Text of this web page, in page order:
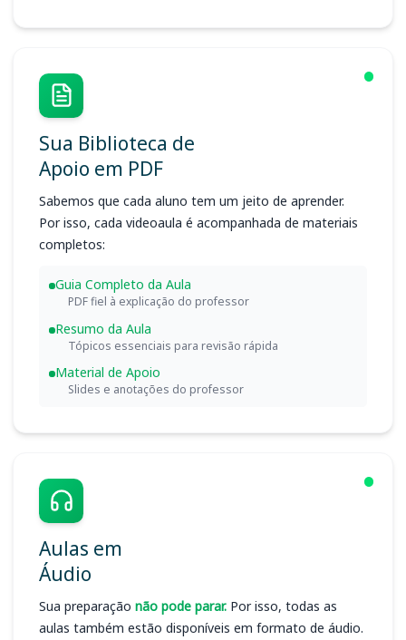
Sua Biblioteca de
Apoio em PDF
Sabemos que cada aluno tem um jeito de aprender.
Por isso, cada videoaula é acompanhada de materiais
completos:
Guia Completo da Aula
PDF fiel à explicação do professor
Resumo da Aula
Tópicos essenciais para revisão rápida
Material de Apoio
Slides e anotações do professor
Aulas em
Áudio
Sua preparação não pode parar. Por isso, todas as
aulas também estão disponíveis em formato de áudio.